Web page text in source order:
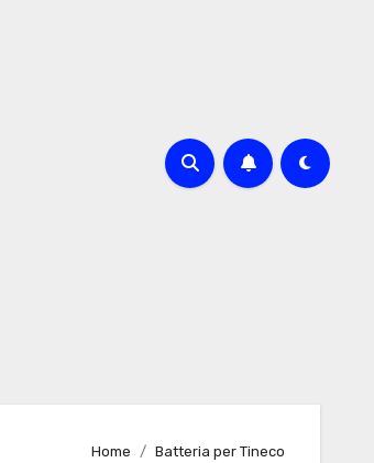
Home Batteria per Tineco